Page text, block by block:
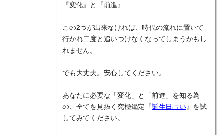
『変化』と『前進』
この2つが出来なければ、時代の流れに置いて
行かれ二度と追いつけなくなってしまうかもし
れません。
でも大丈夫。安心してください。
あなたに必要な「変化」と「前進」を知る為
の、全てを見抜く究極鑑定『誕生日占い 』を試
してみてください。